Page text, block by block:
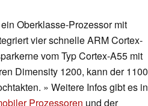
Oberklasse-Prozessor mit
vier schnelle ARM Cortex-
vom Typ Cortex-A55 mit
Dimensity 1200, kann der 1100
» Weitere Infos gibt es in
Prozessoren und der